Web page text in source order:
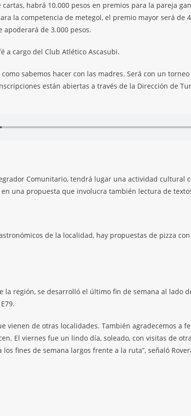
habrá 10.000 pesos en premios para la pareja
la competencia de metegol, el premio mayor será de
de 3.000 pesos.
a cargo del Club Atlético Ascasubi.
como sabemos hacer con las madres. Será con un
están abiertas a través de la Dirección de
Comunitario, tendrá lugar una actividad cultural
una propuesta que involucra también lectura de
de la localidad, hay propuestas de pizza
la región, se desarrolló el último fin de semana al lado
vienen de otras localidades. También agradecemos a
El viernes fue un lindo día, soleado, con visitas de
fines de semana largos frente a la ruta”, señaló